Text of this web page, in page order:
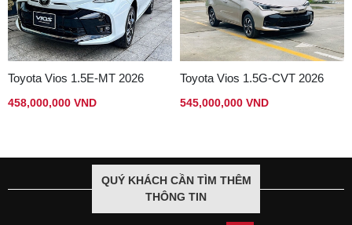
Toyota Vios 1.5E-MT 2026
458,000,000 VND
Toyota Vios 1.5G-CVT 2026
545,000,000 VND
QUÝ KHÁCH CẦN TÌM THÊM
THÔNG TIN